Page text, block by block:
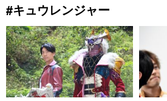
#キュウレンジャー